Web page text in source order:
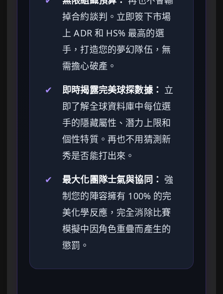
掉合約談判。立即簽下市場
上 ADR 和 HS% 最高的選
手，打造您的夢幻隊伍，無
需擔心破產。
✔
即時揭露完美球探數據： 立
即了解全球資料庫中每位選
手的隱藏屬性、潛力上限和
個性特質。再也不用猜測新
秀是否能打出來。
✔
最大化團隊士氣與協同： 強
制您的陣容擁有 100% 的完
美化學反應，完全消除比賽
模擬中因角色重疊而產生的
懲罰。